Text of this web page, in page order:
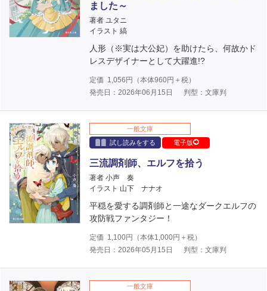
ました～
著者 ユタニ
イラスト 縞
人形（※実は大公妃）を助けたら、何故かド
レスデザイナーとして大躍進!?
定価 1,056 円（本体960円＋税）
発売日：2026年06月15日
判型：文庫判
一般文庫
試し読みをする
電子版
三流調剤師、エルフを拾う
著者 小声 奏
イラスト 山下 ナナオ
平穏を愛する調剤師と一途なダークエルフの
攻防戦ファンタジー！
定価 1,100円（本体1,000円＋税）
発売日：2026年05月15日
判型：文庫判
一般文庫